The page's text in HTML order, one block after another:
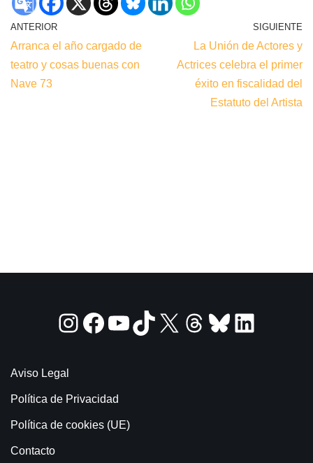
ANTERIOR
Arranca el año cargado de
teatro y cosas buenas con
Nave 73
SIGUIENTE
La Unión de Actores y
Actrices celebra el primer
éxito en fiscalidad del
Estatuto del Artista
Aviso Legal
Política de Privacidad
Política de cookies (UE)
Contacto